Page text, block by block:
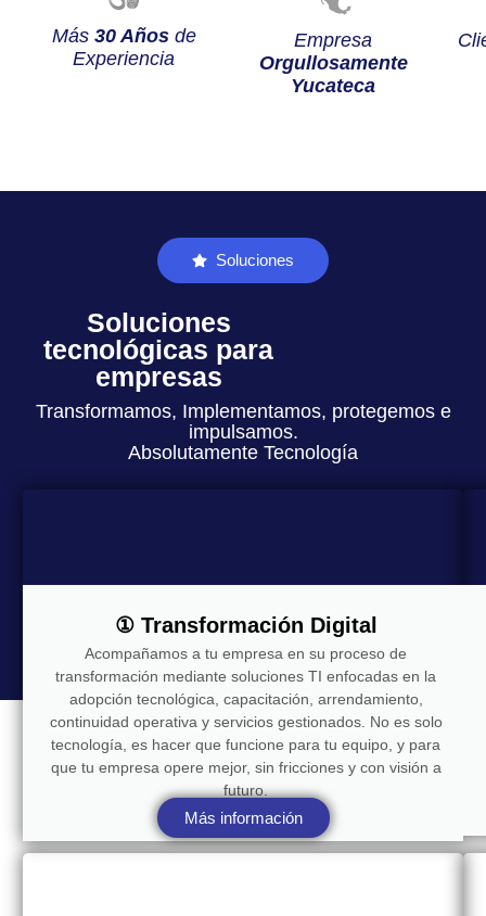
Más 30 Añosde
Experiencia
Empresa
Orgullosamente
Yucateca
Soluciones
Soluciones
tecnológicas para
empresas
Transformamos, Implementamos, protegemos e
impulsamos.
Absolutamente Tecnología
① Transformación Digital
Acompañamos a tu empresa en su proceso de
transformación mediante soluciones TI enfocadas en la
adopción tecnológica, capacitación, arrendamiento,
continuidad operativa y servicios gestionados. No es solo
tecnología, es hacer que funcione para tu equipo, y para
que tu empresa opere mejor, sin fricciones y con visión a
futuro.
Más información